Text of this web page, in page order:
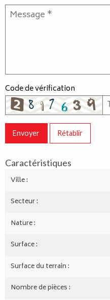
Code de vérification
Envoyer Rétablir
Caractéristiques
Ville :
Secteur :
Nature :
Surface :
Surface du terrain :
Nombre de pièces :